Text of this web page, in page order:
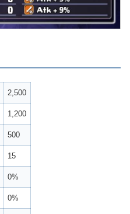
2,500
1,200
500
15
0%
0%